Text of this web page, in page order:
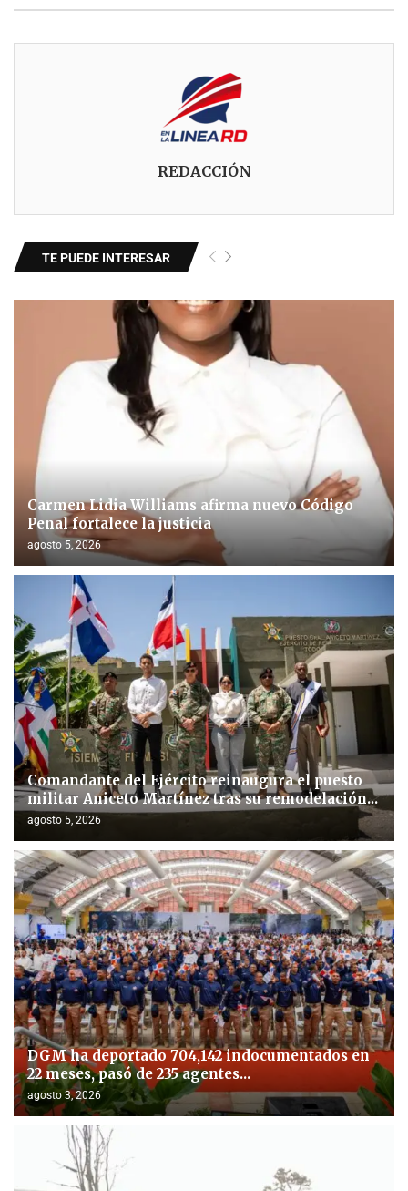
REDACCIÓN
TE PUEDE INTERESAR
Carmen Lidia Williams afirma nuevo Código
Penal fortalece la justicia
agosto 5, 2026
Comandante del Ejército reinaugura el puesto
militar Aniceto Martínez tras su remodelación...
agosto 5, 2026
DGM ha deportado 704,142 indocumentados en
22 meses, pasó de 235 agentes...
agosto 3, 2026